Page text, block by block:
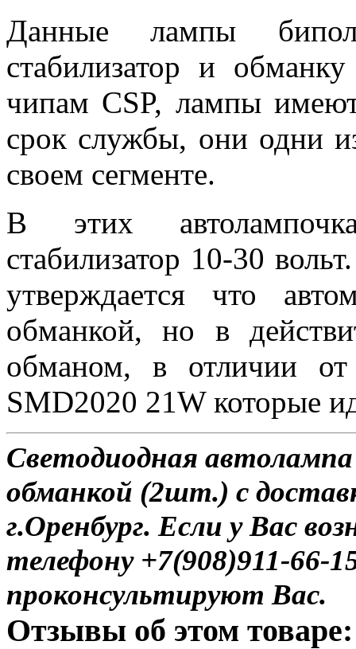
Данные лампы
стабилизатор и
чипам CSP, лампы
срок службы, они одни
своем сегменте.
В этих
стабилизатор 10-30
утверждается что
обманкой, но в
обманом, в отличии
SMD2020 21W которые
Светодиодная
обманкой (2шт.) с
г.Оренбург. Если у Вас
телефону +7(908)911-
проконсультируют Вас.
Отзывы об этом товаре: